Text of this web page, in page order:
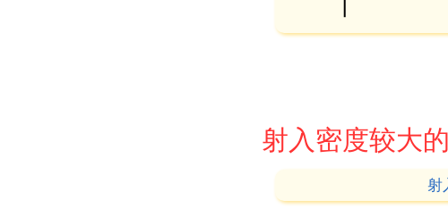
射入密度较大
射